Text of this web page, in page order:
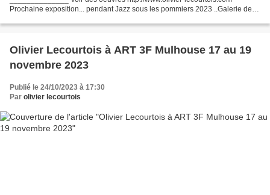
Prochaine exposition... pendant Jazz sous les pommiers 2023 ..Galerie des
Olivier Lecourtois à ART 3F Mulhouse 17 au 19
novembre 2023
Publié le 24/10/2023 à 17:30
Par olivier lecourtois